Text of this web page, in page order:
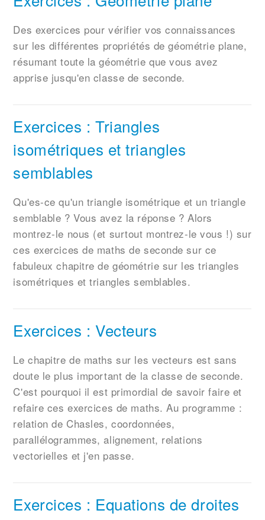
Des exercices pour vérifier vos connaissances
sur les différentes propriétés de géométrie plane,
résumant toute la géométrie que vous avez
apprise jusqu'en classe de seconde.
Exercices : Triangles
isométriques et triangles
semblables
Qu'es-ce qu'un triangle isométrique et un triangle
semblable ? Vous avez la réponse ? Alors
montrez-le nous (et surtout montrez-le vous !) sur
ces exercices de maths de seconde sur ce
fabuleux chapitre de géométrie sur les triangles
isométriques et triangles semblables.
Exercices : Vecteurs
Le chapitre de maths sur les vecteurs est sans
doute le plus important de la classe de seconde.
C'est pourquoi il est primordial de savoir faire et
refaire ces exercices de maths. Au programme :
relation de Chasles, coordonnées,
parallélogrammes, alignement, relations
vectorielles et j'en passe.
Exercices : Equations de droites